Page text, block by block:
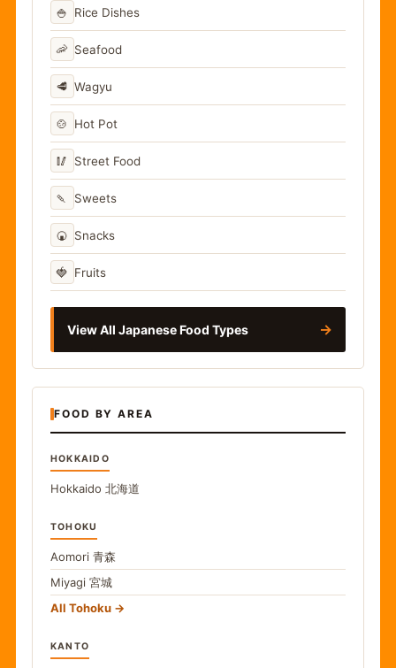
🍚 Rice Dishes
🦐 Seafood
🥩 Wagyu
🍲 Hot Pot
🥢 Street Food
🍡 Sweets
🍘 Snacks
🍓 Fruits
View All Japanese Food Types →
FOOD BY AREA
HOKKAIDO
Hokkaido 北海道
TOHOKU
Aomori 青森
Miyagi 宮城
All Tohoku
KANTO